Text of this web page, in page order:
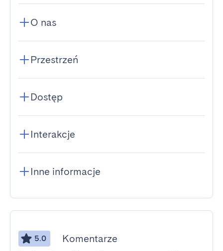
O nas
Przestrzeń
Dostęp
Interakcje
Inne informacje
5.0 Komentarze